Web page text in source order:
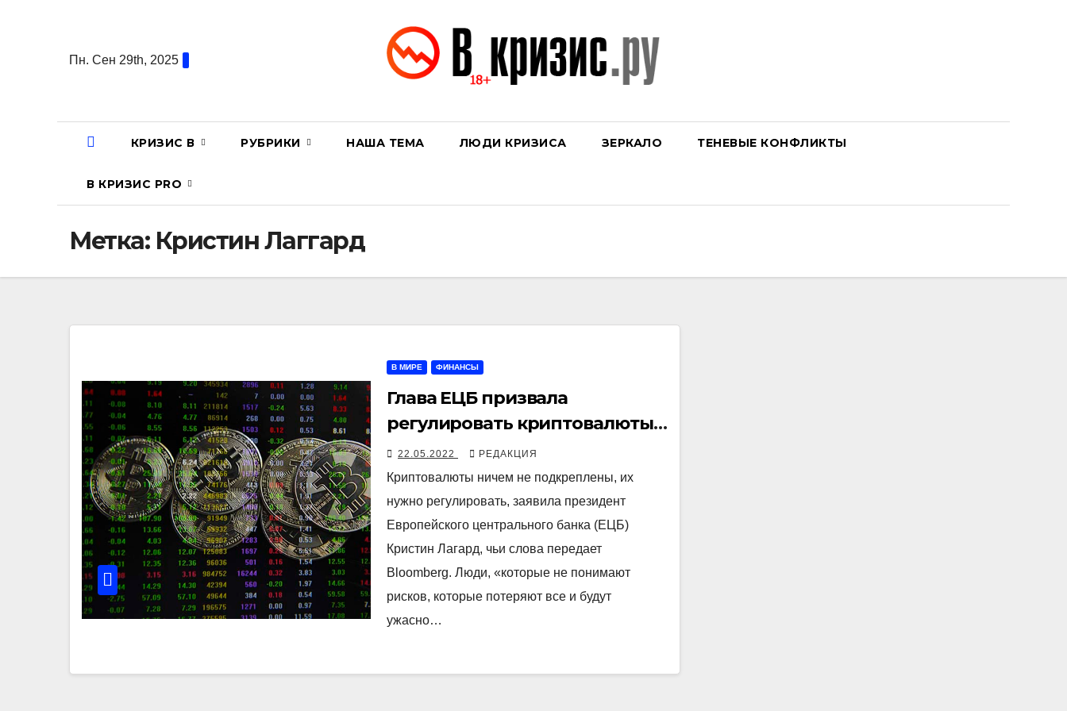
содержаниюПн. Сен 29th, 2025
КРИЗИС В РУБРИКИ НАША ТЕМА ЛЮДИ КРИЗИСА ЗЕРКАЛО ТЕНЕВЫЕ КОНФЛИКТЫ
В КРИЗИС PRO
Метка: Кристин Лаггард
В МИРЕ ФИНАНСЫ
Глава ЕЦБ призвала
регулировать криптовалюты,
которые «ничего не стоят» и
«ни на чем не основаны»
22.05.2022 РЕДАКЦИЯ
Криптовалюты ничем не подкреплены, их
нужно регулировать, заявила президент
Европейского центрального банка (ЕЦБ)
Кристин Лагард, чьи слова передает
Bloomberg. Люди, «которые не понимают
рисков, которые потеряют все и будут
ужасно…